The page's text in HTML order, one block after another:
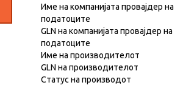
Име на компанијата провајдер на
податоците
GLN на компанијата провајдер на
податоците
Име на производителот
GLN на производителот
Статус на производот